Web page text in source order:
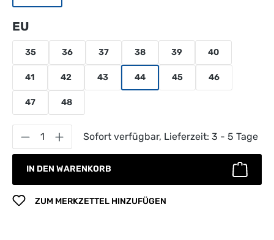
EU
35 36 37 38 39 40
41 42 43 44 45 46
47 48
Produkt Anzahl: Gib den gewünschten
Sofort verfügbar, Lieferzeit: 3 - 5 Tage
IN DEN WARENKORB
ZUM MERKZETTEL HINZUFÜGEN